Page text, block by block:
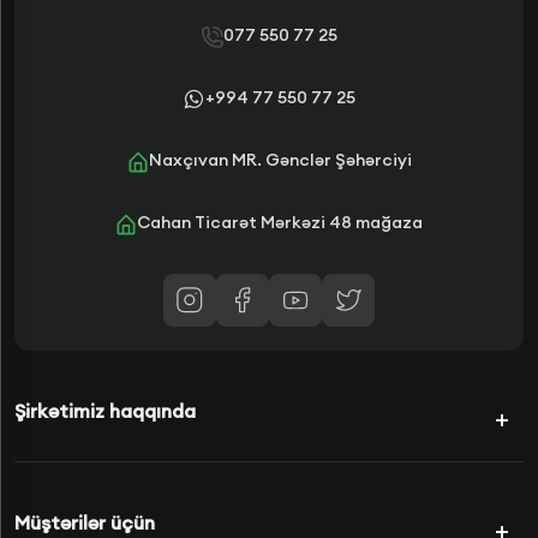
Şirkətimiz haqqında
Müştərilər üçün
077 550 77 25
+994 77 550 77 25
Naxçıvan MR. Gənclər Şəhərciyi
Cahan Ticarət Mərkəzi 48 mağaza